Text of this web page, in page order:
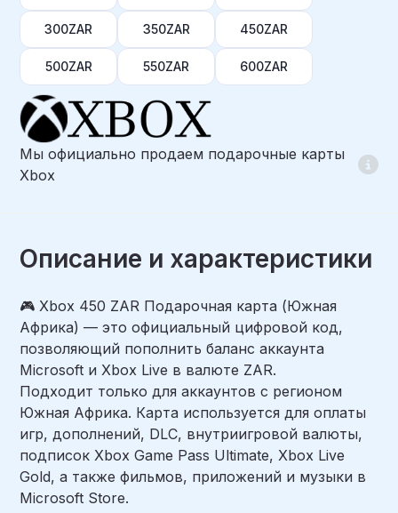
300ZAR 350ZAR 450ZAR
500ZAR 550ZAR 600ZAR
Мы официально продаем подарочные карты
Xbox
Описание и характеристики
🎮 Xbox 450 ZAR Подарочная карта (Южная
Африка) — это официальный цифровой код,
позволяющий пополнить баланс аккаунта
Microsoft и Xbox Live в валюте ZAR.
Подходит только для аккаунтов с регионом
Южная Африка. Карта используется для оплаты
игр, дополнений, DLC, внутриигровой валюты,
подписок Xbox Game Pass Ultimate, Xbox Live
Gold, а также фильмов, приложений и музыки в
Microsoft Store.